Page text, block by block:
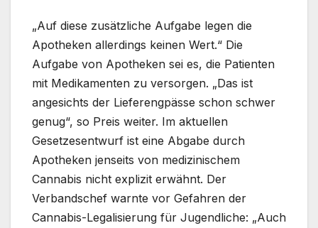
„Auf diese zusätzliche Aufgabe legen die
Apotheken allerdings keinen Wert.“ Die
Aufgabe von Apotheken sei es, die Patienten
mit Medikamenten zu versorgen. „Das ist
angesichts der Lieferengpässe schon schwer
genug“, so Preis weiter. Im aktuellen
Gesetzesentwurf ist eine Abgabe durch
Apotheken jenseits von medizinischem
Cannabis nicht explizit erwähnt. Der
Verbandschef warnte vor Gefahren der
Cannabis-Legalisierung für Jugendliche: „Auch